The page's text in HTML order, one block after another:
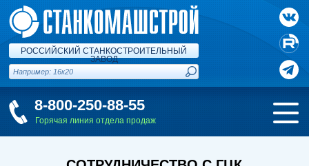
РОССИЙСКИЙ СТАНКОСТРОИТЕЛЬНЫЙ
ЗАВОД
8-800-250-88-55
Горячая линия отдела продаж